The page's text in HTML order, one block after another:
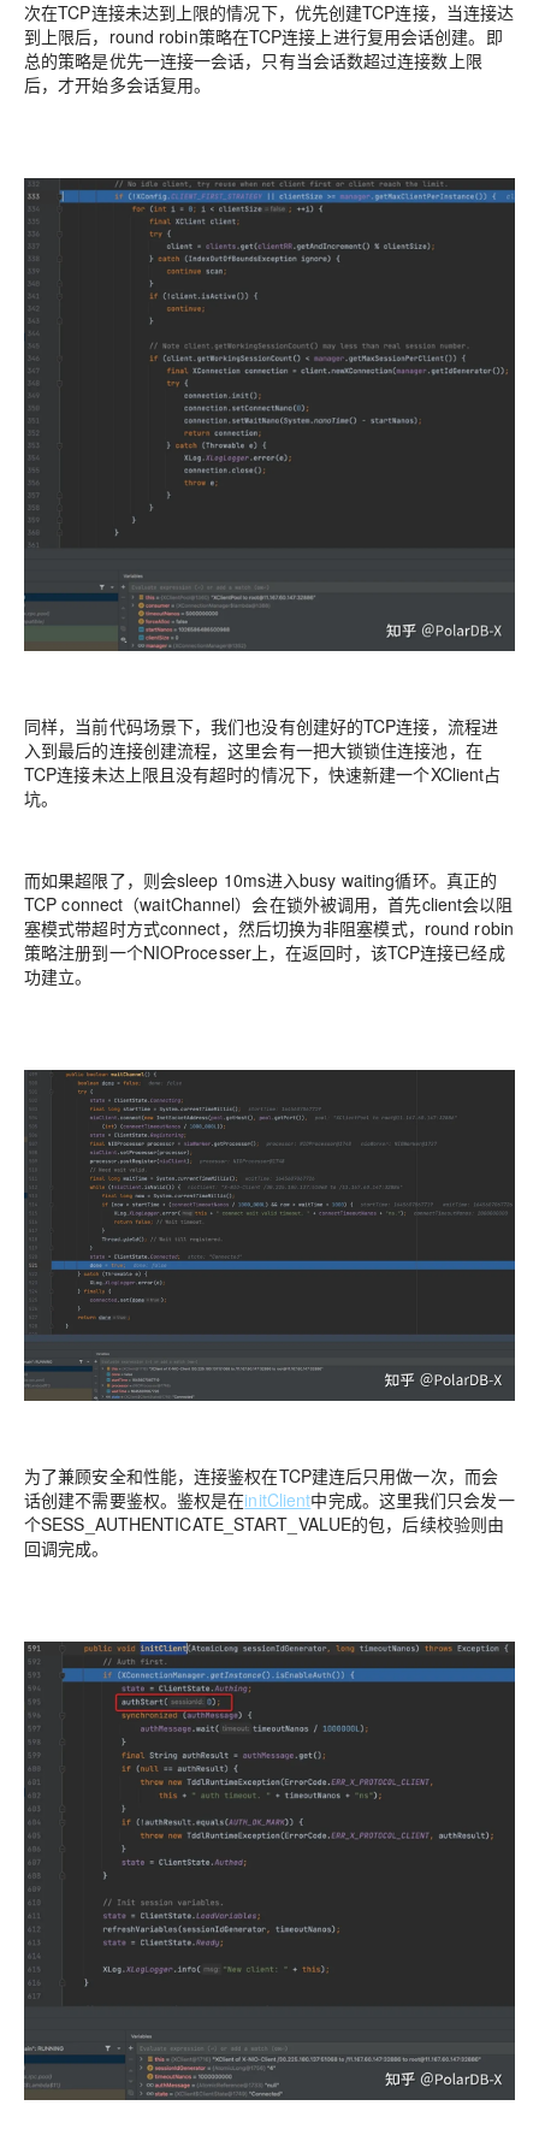
次在TCP连接未达到上限的情况下，优先创建TCP连接，当连接达
到上限后，round robin策略在TCP连接上进行复用会话创建。即
总的策略是优先一连接一会话，只有当会话数超过连接数上限
后，才开始多会话复用。
同样，当前代码场景下，我们也没有创建好的TCP连接，流程进
入到最后的连接创建流程，这里会有一把大锁锁住连接池，在
TCP连接未达上限且没有超时的情况下，快速新建一个XClient占
坑。
而如果超限了，则会sleep 10ms进入busy waiting循环。真正的
TCP connect（waitChannel）会在锁外被调用，首先client会以阻
塞模式带超时方式connect，然后切换为非阻塞模式，round robin
策略注册到一个NIOProcesser上，在返回时，该TCP连接已经成
功建立。
为了兼顾安全和性能，连接鉴权在TCP建连后只用做一次，而会
话创建不需要鉴权。鉴权是在initClient中完成。这里我们只会发一
个SESS_AUTHENTICATE_START_VALUE的包，后续校验则由
回调完成。